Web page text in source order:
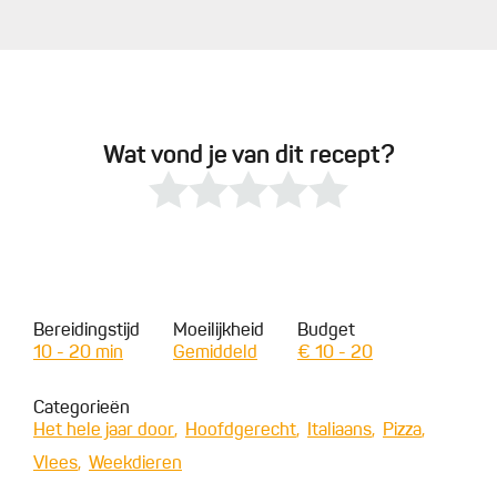
Wat vond je van dit recept?
Bereidingstijd
10 - 20 min
Moeilijkheid
Gemiddeld
Budget
€ 10 - 20
Categorieën
Het hele jaar door
Hoofdgerecht Italiaans
Pizza
Vlees
Weekdieren